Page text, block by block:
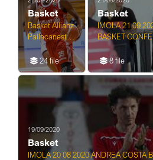
Basket
Basket Allianz
Pallacanestro
Trieste vs
Vanoli
Cremona -
di Basket
Serie A
2020/2021,
27. ...
24 file
Basket
IMOLA 21 09
BASKET
ABBONAMENTI
8 file
19/09/2020
Basket
IMOLA 20 08 2020 ANDREA COSTA